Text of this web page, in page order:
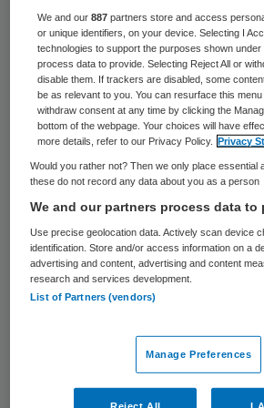
Philips gaat intensief
Isala klinieken in Zwolle met
betaalbaar houden en
patiëntenzorg. Met de
miljoen euro gemoeid, aldus
maandag.
De stap past in de strategie
de afgelopen jaren is
leverancier van medische
bedrijf dat ziekenhuizen een
advies over de optimale
zorgprocessen.
We and our887 partners store and access
or unique identifiers, on your device. Selecting I
technologies to support the purposes shown
process data to provide. Selecting Reject All or
disable them. If trackers are disabled, some
be as relevant to you. You can resurface this
withdraw consent at any time by clicking the
bottom of the webpage. Your choices will have
more details, refer to our Privacy Policy.
Privacy
Would you rather not? Then we only place essential
these do not record any data about you as a person
We and our partners process data to
Use precise geolocation data. Actively scan device
identification. Store and/or access information on a
advertising and content, advertising and content
research and services development.
List of Partners (vendors)
Manage Preferences
Reject All I